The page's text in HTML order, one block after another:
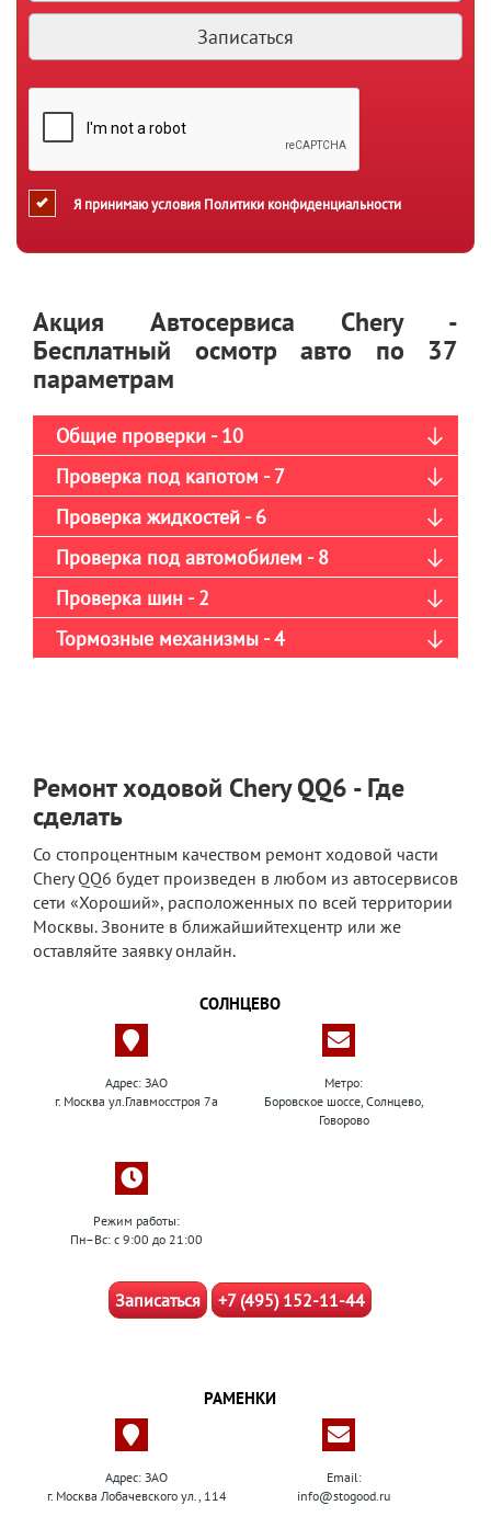
Я принимаю условия Политики конфиденциальности
Акция Автосервиса Chery -
Бесплатный осмотр авто по 37
параметрам
Общие проверки - 10
Проверка под капотом - 7
Проверка жидкостей - 6
Проверка под автомобилем - 8
Проверка шин - 2
Тормозные механизмы - 4
Ремонт ходовой Chery QQ6 - Где
сделать
Со стопроцентным качеством ремонт ходовой части
Chery QQ6 будет произведен в любом из автосервисов
сети «Хороший», расположенных по всей территории
Москвы. Звоните в ближайшийтехцентр или же
оставляйте заявку онлайн.
СОЛНЦЕВО
Адрес: ЗАО
г. Москва ул.Главмосстроя 7а
Метро:
Боровское шоссе, Солнцево,
Говорово
Режим работы:
Пн–Вс: с 9:00 до 21:00
Записаться +7 (495) 152-11-44
РАМЕНКИ
Адрес: ЗАО
г. Москва Лобачевского ул., 114
Email:
info@stogood.ru